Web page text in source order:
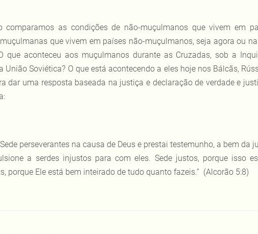
comparamos as condições de não-muçulmanos que vivem em
que vivem em países não-muçulmanos, seja agora ou
que aconteceu aos muçulmanos durante as Cruzadas, sob a
União Soviética? O que está acontecendo a eles hoje nos Bálcãs,
dar uma resposta baseada na justiça e declaração de verdade e
Sede perseverantes na causa de Deus e prestai testemunho, a bem da
a serdes injustos para com eles. Sede justos, porque isso
porque Ele está bem inteirado de tudo quanto fazeis.” (Alcorão 5:8)